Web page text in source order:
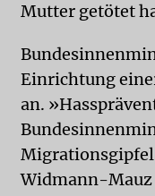
Mutter getötet
Einrichtung
an.
Migrationsgipfel
Widmann-Mauz